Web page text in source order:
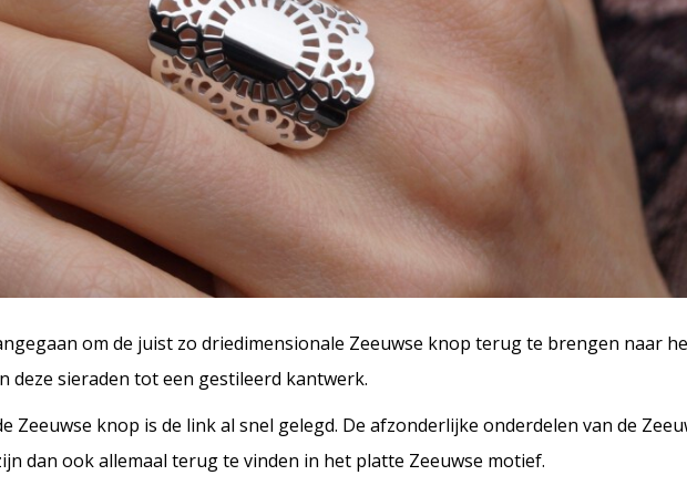
om de juist zo driedimensionale Zeeuwse knop terug te brengen naar
sieraden tot een gestileerd kantwerk.
Zeeuwse knop is de link al snel gelegd. De afzonderlijke onderdelen van de
dan ook allemaal terug te vinden in het platte Zeeuwse motief.